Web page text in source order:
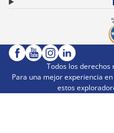
Todos los derechos
Para una mejor experiencia
estos